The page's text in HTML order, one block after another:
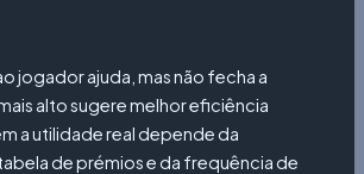
jogador ajuda, mas não fecha a
alto sugere melhor eficiência
a utilidade real depende da
de prémios e da frequência de